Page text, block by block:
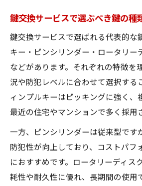
鍵交換サービスで選ぶべき鍵の種
鍵交換サービスで選ばれる代表的な
キー・ピンシリンダー・ロータリー
などがあります。それぞれの特徴を
況や防犯レベルに合わせて選択する
ィンプルキーはピッキングに強く、
最近の住宅やマンションで多く採用
一方、ピンシリンダーは従来型です
防犯性が向上しており、コストパフ
におすすめです。ロータリーディス
耗性や耐久性に優れ、長期間の使用